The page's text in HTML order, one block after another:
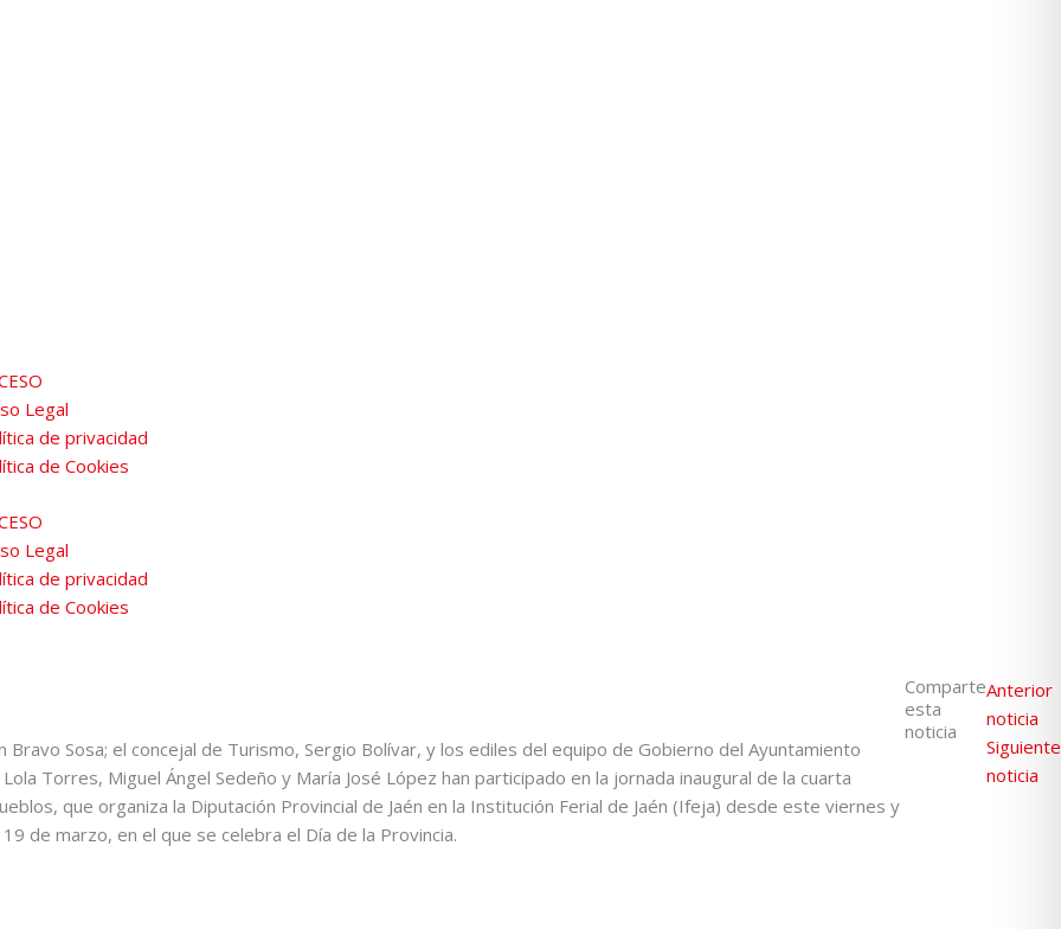
Legal
de privacidad
de Cookies
Legal
de privacidad
de Cookies
Bravo Sosa; el concejal de Turismo, Sergio Bolívar, y los ediles del equipo de Gobierno del Ayuntamiento
Torres, Miguel Ángel Sedeño y María José López han participado en la jornada inaugural de la cuarta
que organiza la Diputación Provincial de Jaén en la Institución Ferial de Jaén (Ifeja) desde este viernes y
de marzo, en el que se celebra el Día de la Provincia.
Comparte
esta
noticia
Anterior
noticia
Siguiente
noticia